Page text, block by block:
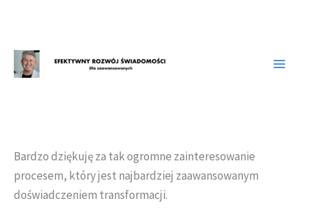
treści
Bardzo dziękuję za tak ogromne zainteresowanie
procesem, który jest najbardziej zaawansowanym
doświadczeniem transformacji.